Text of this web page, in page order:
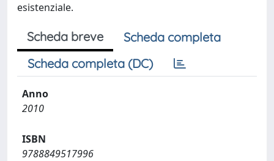
esistenziale.
Scheda breve
Scheda completa
Scheda completa (DC)
Anno
2010
ISBN
9788849517996